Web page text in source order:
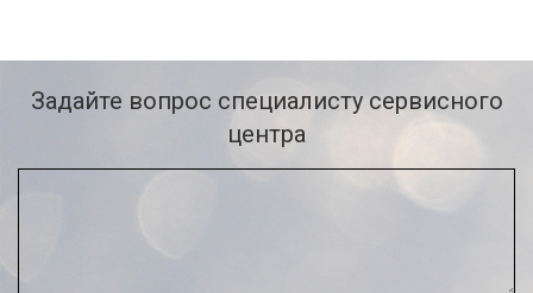
Задайте вопрос специалисту сервисного
центра